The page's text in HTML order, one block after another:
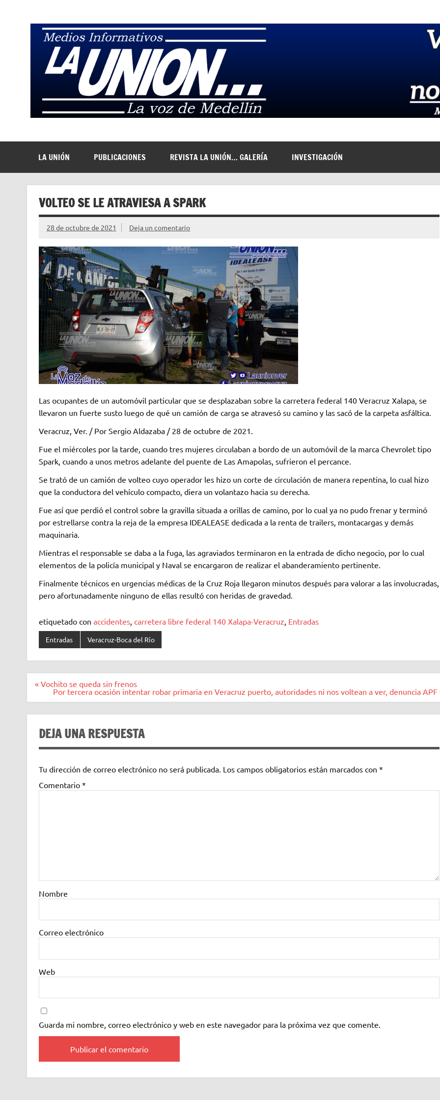
LA UNIÓN PUBLICACIONES REVISTA LA UNIÓN… GALERÍA INVESTIGACIÓN
VOLTEO SE LE ATRAVIESA A SPARK
28 de octubre de 2021 Deja un comentario
Las ocupantes de un automóvil particular que se desplazaban sobre la carretera federal 140 Veracruz Xalapa, se
llevaron un fuerte susto luego de qué un camión de carga se atravesó su camino y las sacó de la carpeta asfáltica.
Veracruz, Ver. / Por Sergio Aldazaba / 28 de octubre de 2021.
Fue el miércoles por la tarde, cuando tres mujeres circulaban a bordo de un automóvil de la marca Chevrolet tipo
Spark, cuando a unos metros adelante del puente de Las Amapolas, sufrieron el percance.
Se trató de un camión de volteo cuyo operador les hizo un corte de circulación de manera repentina, lo cual hizo
que la conductora del vehículo compacto, diera un volantazo hacia su derecha.
Fue así que perdió el control sobre la gravilla situada a orillas de camino, por lo cual ya no pudo frenar y terminó
por estrellarse contra la reja de la empresa IDEALEASE dedicada a la renta de trailers, montacargas y demás
maquinaria.
Mientras el responsable se daba a la fuga, las agraviados terminaron en la entrada de dicho negocio, por lo cual
elementos de la policía municipal y Naval se encargaron de realizar el abanderamiento pertinente.
Finalmente técnicos en urgencias médicas de la Cruz Roja llegaron minutos después para valorar a las involucradas,
pero afortunadamente ninguno de ellas resultó con heridas de gravedad.
etiquetado con accidentes, carretera libre federal 140 Xalapa-Veracruz Entradas
Entradas Veracruz-Boca del Río
Navegación
« Vochito se queda sin frenos
Por tercera ocasión intentar robar primaria en Veracruz puerto, autoridades ni nos voltean a ver, denuncia APF
DEJA UNA RESPUESTA
Tu dirección de correo electrónico no será publicada. Los campos obligatorios están marcados con *
Comentario *
Nombre
Correo electrónico
Web
Guarda mi nombre, correo electrónico y web en este navegador para la próxima vez que comente.